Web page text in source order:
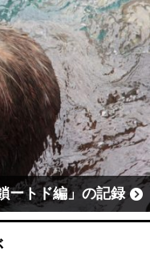
ートド編」の記録